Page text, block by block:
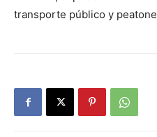
transporte público y